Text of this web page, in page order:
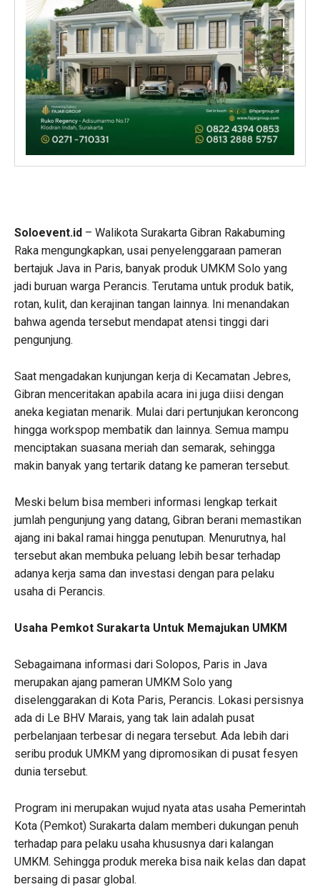
Soloevent.id – Walikota Surakarta Gibran Rakabuming
Raka mengungkapkan, usai penyelenggaraan pameran
bertajuk Java in Paris, banyak produk UMKM Solo yang
jadi buruan warga Perancis. Terutama untuk produk batik,
rotan, kulit, dan kerajinan tangan lainnya. Ini menandakan
bahwa agenda tersebut mendapat atensi tinggi dari
pengunjung.
Saat mengadakan kunjungan kerja di Kecamatan Jebres,
Gibran menceritakan apabila acara ini juga diisi dengan
aneka kegiatan menarik. Mulai dari pertunjukan keroncong
hingga workspop membatik dan lainnya. Semua mampu
menciptakan suasana meriah dan semarak, sehingga
makin banyak yang tertarik datang ke pameran tersebut.
Meski belum bisa memberi informasi lengkap terkait
jumlah pengunjung yang datang, Gibran berani memastikan
ajang ini bakal ramai hingga penutupan. Menurutnya, hal
tersebut akan membuka peluang lebih besar terhadap
adanya kerja sama dan investasi dengan para pelaku
usaha di Perancis.
Usaha Pemkot Surakarta Untuk Memajukan UMKM
Sebagaimana informasi dari Solopos, Paris in Java
merupakan ajang pameran UMKM Solo yang
diselenggarakan di Kota Paris, Perancis. Lokasi persisnya
ada di Le BHV Marais, yang tak lain adalah pusat
perbelanjaan terbesar di negara tersebut. Ada lebih dari
seribu produk UMKM yang dipromosikan di pusat fesyen
dunia tersebut.
Program ini merupakan wujud nyata atas usaha Pemerintah
Kota (Pemkot) Surakarta dalam memberi dukungan penuh
terhadap para pelaku usaha khususnya dari kalangan
UMKM. Sehingga produk mereka bisa naik kelas dan dapat
bersaing di pasar global.